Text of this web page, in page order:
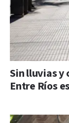
Sin lluvias y
Entre Ríos